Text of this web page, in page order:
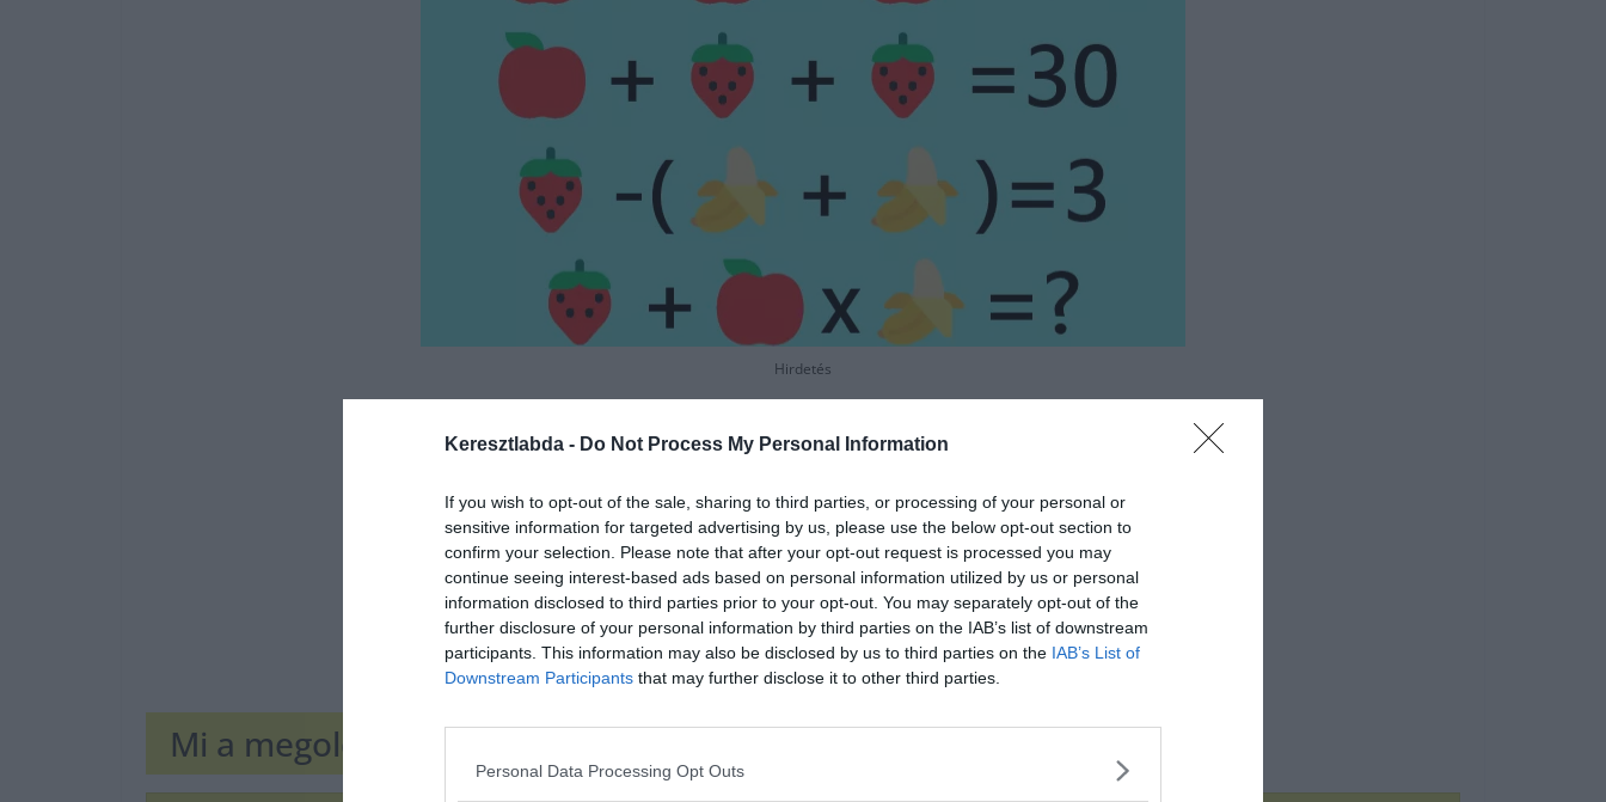
Keresztlabda - Do Not Process My Personal Information
If you wish to opt-out of the sale, sharing to third parties, or processing of your personal or
sensitive information for targeted advertising by us, please use the below opt-out section to
confirm your selection. Please note that after your opt-out request is processed you may
continue seeing interest-based ads based on personal information utilized by us or personal
information disclosed to third parties prior to your opt-out. You may separately opt-out of the
further disclosure of your personal information by third parties on the IAB’s list of downstream
participants. This information may also be disclosed by us to third parties on the IAB’s List of
Downstream Participants that may further disclose it to other third parties.
Personal Data Processing Opt Outs
Hirdetés
Mi a megoldás?